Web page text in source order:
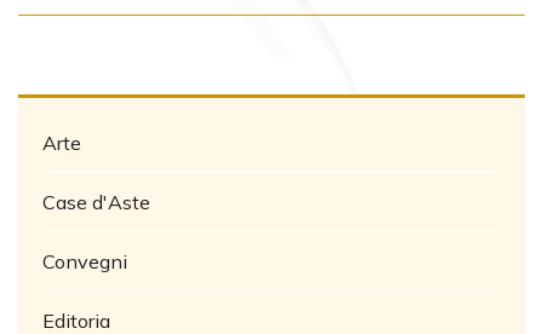
Arte
Case d'Aste
Convegni
Editoria